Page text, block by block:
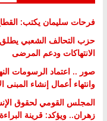
فرحات سليمان يكتب:
حزب التحالف الشعبي
الانتهاكات ودعم المرضى
صور .. اعتماد الرسومات
وانتهاء أعمال إنشاء المبنى
المجلس القومي لحقوق
زهران.. ويؤكد: قرينة